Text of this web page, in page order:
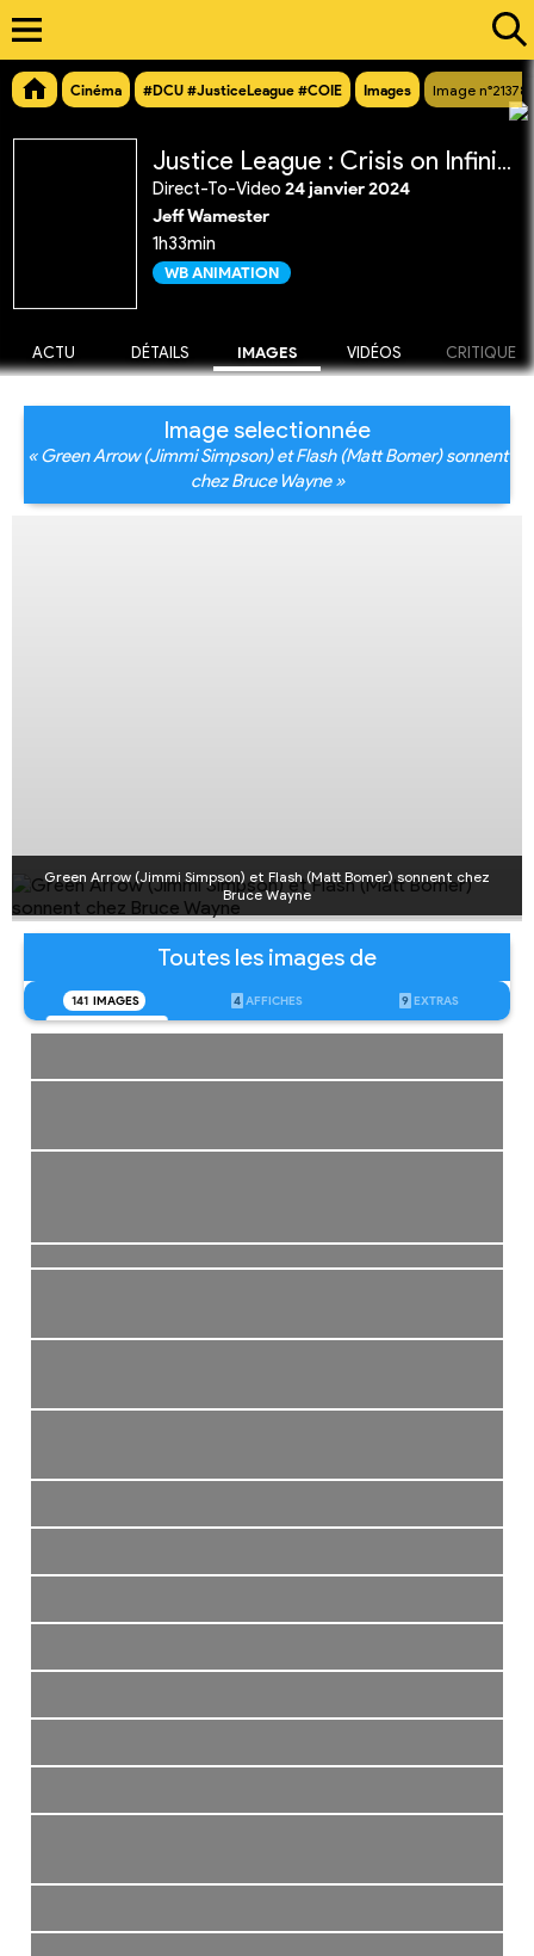
Cinéma #DCU #JusticeLeague #COIE Images Image n°21378
Justice League : Crisis on Infinite Earths Partie 1
Direct-To-Video 24 janvier 2024
Jeff Wamester
1h33min
WB ANIMATION
ACTU DÉTAILS IMAGES VIDÉOS CRITIQUE
Image selectionnée
« Green Arrow (Jimmi Simpson) et Flash (Matt Bomer) sonnent
chez Bruce Wayne »
Green Arrow (Jimmi Simpson) et Flash (Matt Bomer) sonnent chez
Bruce Wayne
Toutes les images de
141 IMAGES 4 AFFICHES 9 EXTRAS